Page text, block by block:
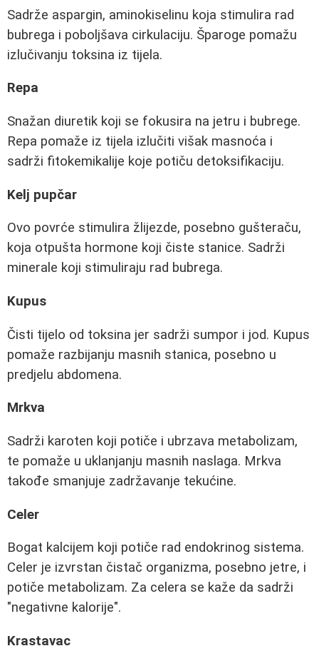
Sadrže aspargin, aminokiselinu koja stimulira rad
bubrega i poboljšava cirkulaciju. Šparoge pomažu
izlučivanju toksina iz tijela.
Repa
Snažan diuretik koji se fokusira na jetru i bubrege.
Repa pomaže iz tijela izlučiti višak masnoća i
sadrži fitokemikalije koje potiču detoksifikaciju.
Kelj pupčar
Ovo povrće stimulira žlijezde, posebno gušteraču,
koja otpušta hormone koji čiste stanice. Sadrži
minerale koji stimuliraju rad bubrega.
Kupus
Čisti tijelo od toksina jer sadrži sumpor i jod. Kupus
pomaže razbijanju masnih stanica, posebno u
predjelu abdomena.
Mrkva
Sadrži karoten koji potiče i ubrzava metabolizam,
te pomaže u uklanjanju masnih naslaga. Mrkva
takođe smanjuje zadržavanje tekućine.
Celer
Bogat kalcijem koji potiče rad endokrinog sistema.
Celer je izvrstan čistač organizma, posebno jetre, i
potiče metabolizam. Za celera se kaže da sadrži
"negativne kalorije".
Krastavac